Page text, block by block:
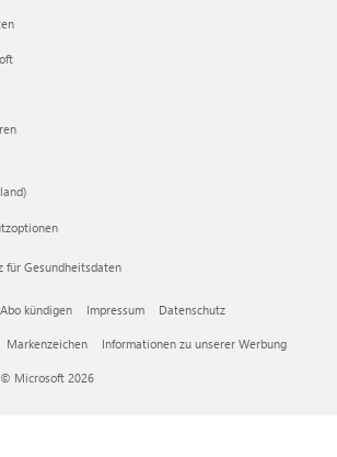
für Gesundheitsdaten
Abo kündigen Impressum Datenschutz
Markenzeichen Informationen zu unserer Werbung
© Microsoft 2026